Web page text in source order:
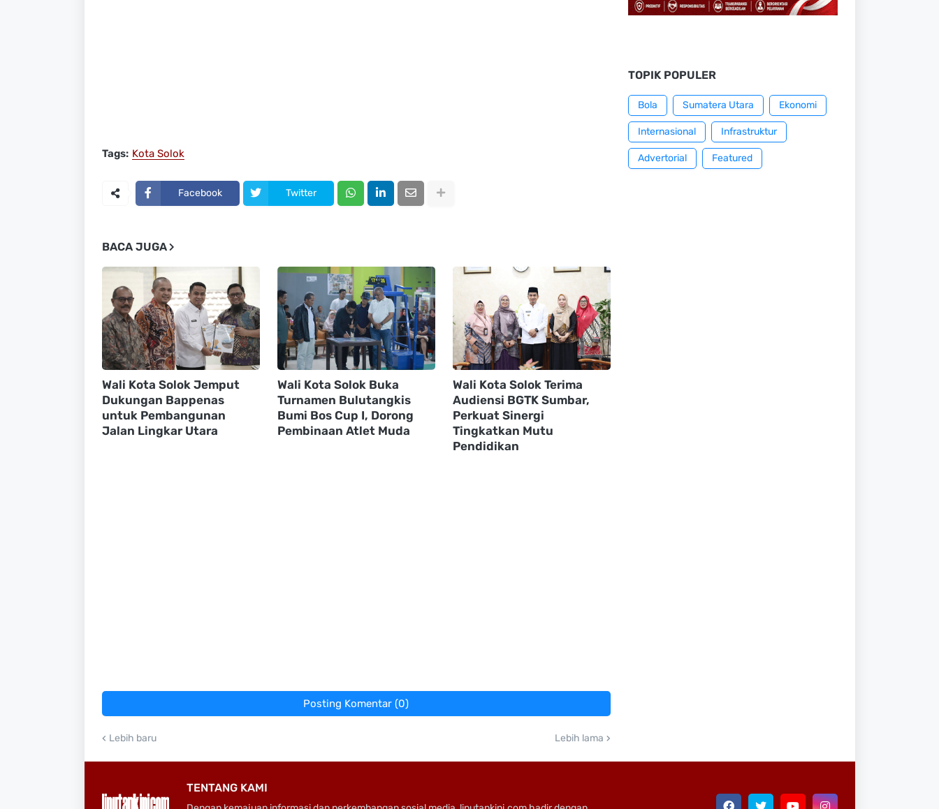
Tags: Kota Solok
Facebook Twitter
BACA JUGA
Wali Kota Solok Jemput
Dukungan Bappenas
untuk Pembangunan
Jalan Lingkar Utara
Wali Kota Solok Buka
Turnamen Bulutangkis
Bumi Bos Cup I, Dorong
Pembinaan Atlet Muda
Wali Kota Solok Terima
Audiensi BGTK Sumbar,
Perkuat Sinergi
Tingkatkan Mutu
Pendidikan
Posting Komentar (0)
Lebih baru Lebih lama
TOPIK POPULER
Bola Sumatera Utara Ekonomi
Internasional Infrastruktur
Advertorial Featured
TENTANG KAMI